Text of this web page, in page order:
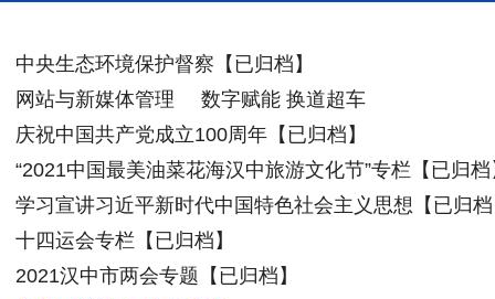
中央生态环境保护督察【已归档】
网站与新媒体管理
数字赋能 换道超车
庆祝中国共产党成立100周年【已归档】
“2021中国最美油菜花海汉中旅游文化节”专栏【已归档
学习宣讲习近平新时代中国特色社会主义思想【已归
十四运会专栏【已归档】
2021汉中市两会专题【已归档】